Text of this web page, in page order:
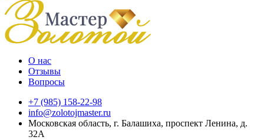
О нас
Отзывы
Вопросы
+7 (985) 158-22-98
info@zolotojmaster.ru
Московская область, г. Балашиха, проспект Ленина, д.
32А